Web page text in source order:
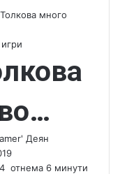
много
Деян
4 отнема 6 минути